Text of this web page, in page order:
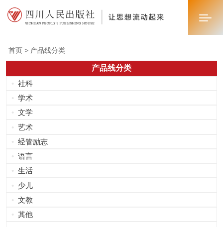
首页
首页 > 产品线分类
产品线分类
• 社科
• 学术
• 文学
• 艺术
• 经管励志
• 语言
• 生活
• 少儿
• 文教
• 其他